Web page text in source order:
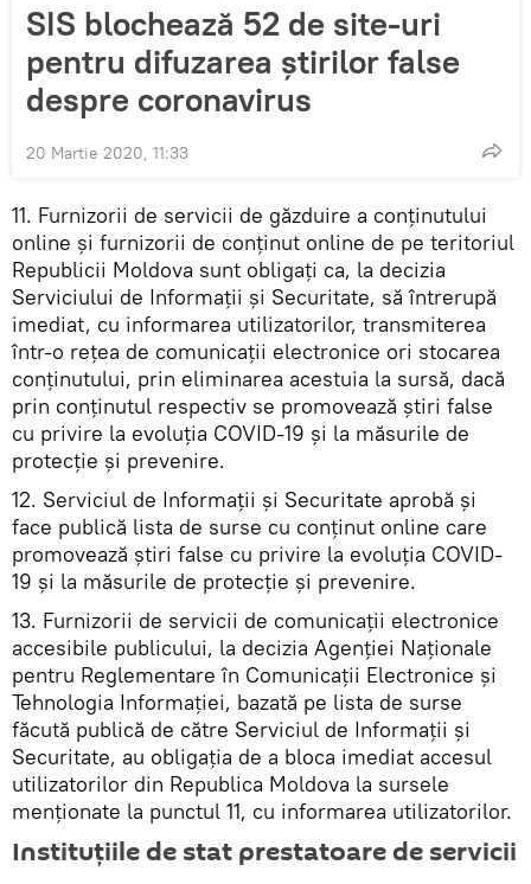
SIS blochează 52 de site-uri
pentru difuzarea știrilor false
despre coronavirus
20 Martie 2020, 11:33
11. Furnizorii de servicii de găzduire a conținutului
online și furnizorii de conținut online de pe teritoriul
Republicii Moldova sunt obligați ca, la decizia
Serviciului de Informații și Securitate, să întrerupă
imediat, cu informarea utilizatorilor, transmiterea
într-o rețea de comunicații electronice ori stocarea
conținutului, prin eliminarea acestuia la sursă, dacă
prin conținutul respectiv se promovează știri false
cu privire la evoluția COVID-19 și la măsurile de
protecție și prevenire.
12. Serviciul de Informații și Securitate aprobă și
face publică lista de surse cu conținut online care
promovează știri false cu privire la evoluția COVID-
19 și la măsurile de protecție și prevenire.
13. Furnizorii de servicii de comunicații electronice
accesibile publicului, la decizia Agenției Naționale
pentru Reglementare în Comunicații Electronice și
Tehnologia Informației, bazată pe lista de surse
făcută publică de către Serviciul de Informații și
Securitate, au obligația de a bloca imediat accesul
utilizatorilor din Republica Moldova la sursele
menționate la punctul 11, cu informarea utilizatorilor.
Instituțiile de stat prestatoare de servicii